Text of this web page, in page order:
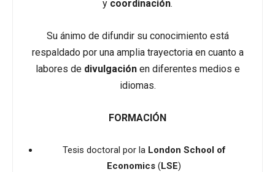
y coordinación.
Su ánimo de difundir su conocimiento está
respaldado por una amplia trayectoria en cuanto a
labores de divulgaciónen diferentes medios e
idiomas.
FORMACIÓN
Tesis doctoral por la London School of
Economics (LSE)